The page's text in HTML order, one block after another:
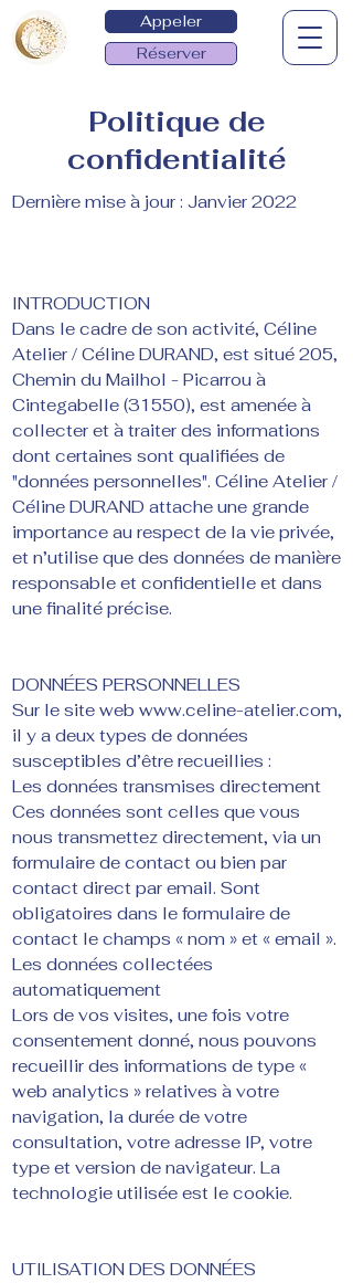
Réserver
Appeler
Politique de
confidentialité
Dernière mise à jour : Janvier 2022
INTRODUCTION
Dans le cadre de son activité, Céline
Atelier / Céline DURAND, est situé 205,
Chemin du Mailhol - Picarrou à
Cintegabelle (31550), est amenée à
collecter et à traiter des informations
dont certaines sont qualifiées de
"données personnelles". Céline Atelier /
Céline DURAND attache une grande
importance au respect de la vie privée,
et n’utilise que des données de manière
responsable et confidentielle et dans
une finalité précise.
DONNÉES PERSONNELLES
Sur le site web www.celine-atelier.com,
il y a deux types de données
susceptibles d’être recueillies :
Les données transmises directement
Ces données sont celles que vous
nous transmettez directement, via un
formulaire de contact ou bien par
contact direct par email. Sont
obligatoires dans le formulaire de
contact le champs « nom » et « email ».
Les données collectées
automatiquement
Lors de vos visites, une fois votre
consentement donné, nous pouvons
recueillir des informations de type «
web analytics » relatives à votre
navigation, la durée de votre
consultation, votre adresse IP, votre
type et version de navigateur. La
technologie utilisée est le cookie.
UTILISATION DES DONNÉES